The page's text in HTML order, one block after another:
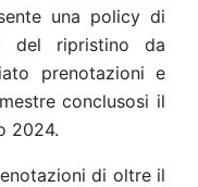
una policy di
del ripristino da
prenotazioni e
conclusosi il
2024.
di oltre il